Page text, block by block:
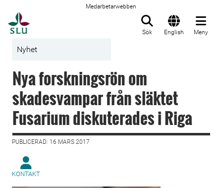
Medarbetarwebben
Sök English Meny
Nyhet
Nya forskningsrön om
skadesvampar från släktet
Fusarium diskuterades i Riga
PUBLICERAD: 16 MARS 2017
KONTAKT